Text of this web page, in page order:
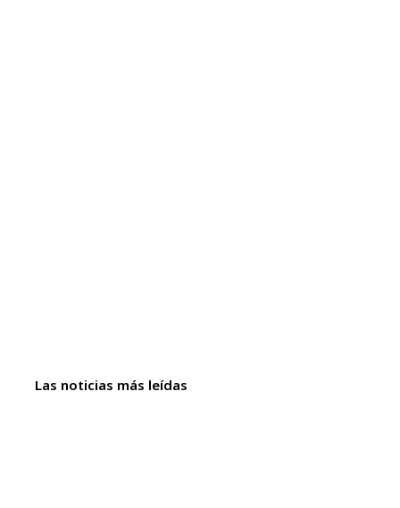
Las noticias más leídas